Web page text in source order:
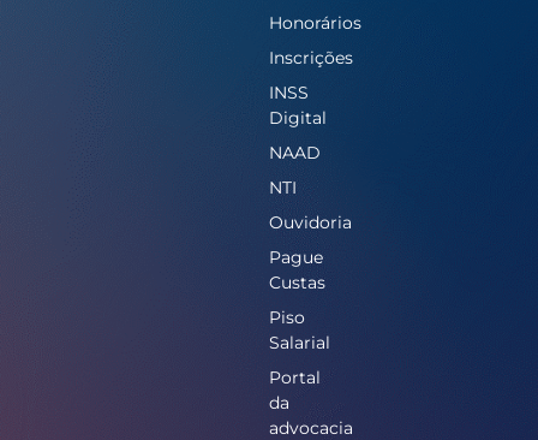
Honorários
Inscrições
INSS
Digital
NAAD
NTI
Ouvidoria
Pague
Custas
Piso
Salarial
Portal
da
advocacia